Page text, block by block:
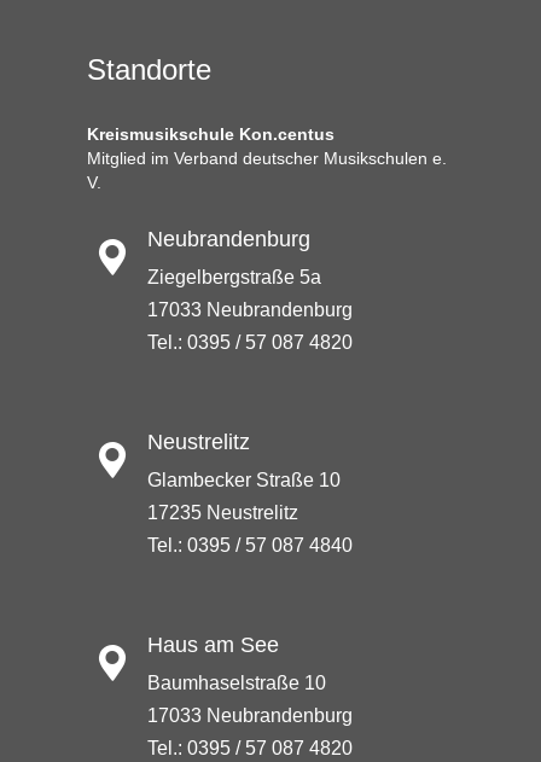
Standorte
Kreismusikschule Kon.centus
Mitglied im Verband deutscher Musikschulen e.
V.
Neubrandenburg
Ziegelbergstraße 5a
17033 Neubrandenburg
Tel.: 0395 / 57 087 4820
Neustrelitz
Glambecker Straße 10
17235 Neustrelitz
Tel.: 0395 / 57 087 4840
Haus am See
Baumhaselstraße 10
17033 Neubrandenburg
Tel.: 0395 / 57 087 4820